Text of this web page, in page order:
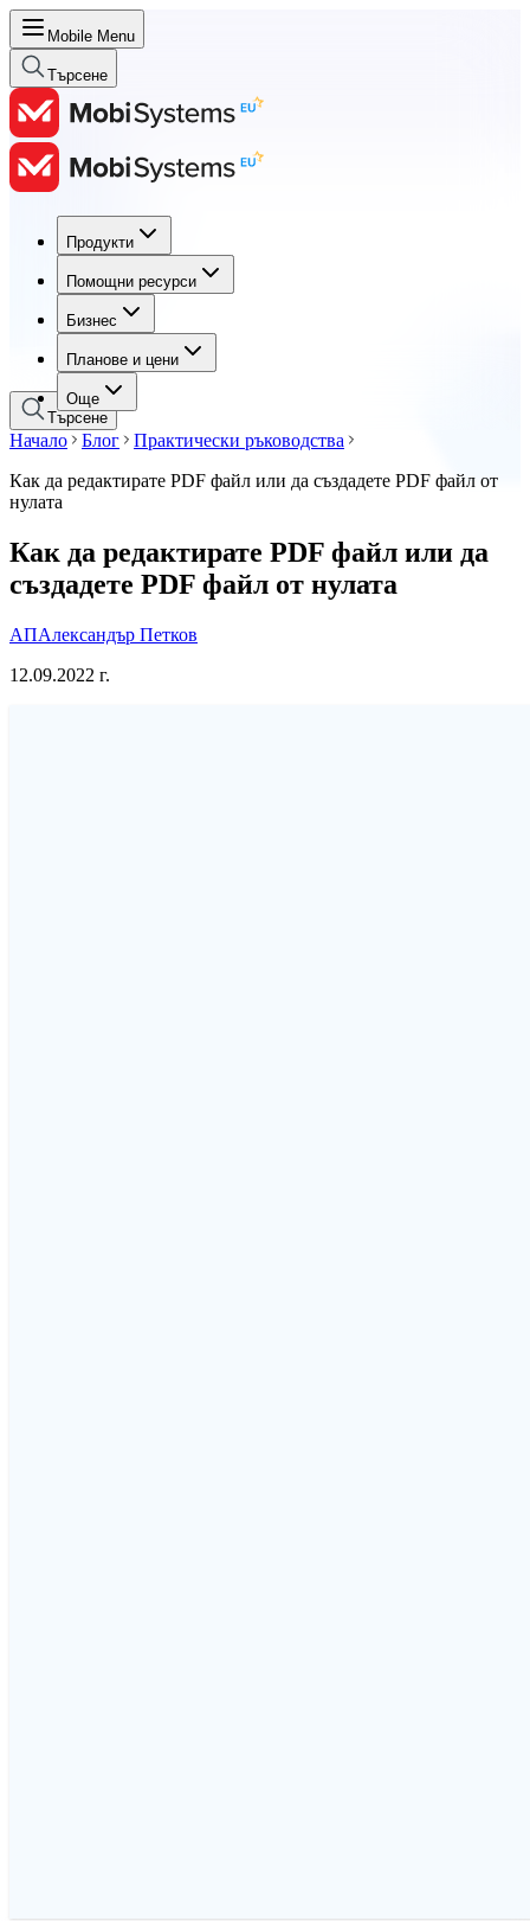
Mobile Menu
Търсене
Продукти
Помощни ресурси
Бизнес
Планове и цени
Още
Продукти
Помощни ресурси
Бизнес
Планове и цени
Търсене
Начало Блог
Практически ръководства
Как да редактирате PDF файл или да създадете PDF файл от
нулата
Как да редактирате PDF файл или да
създадете PDF файл от нулата
АПАлександър Петков
12.09.2022 г.